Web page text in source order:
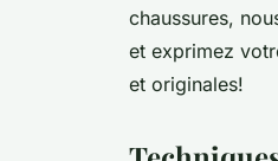
chaussures,
et exprimez
et originales!